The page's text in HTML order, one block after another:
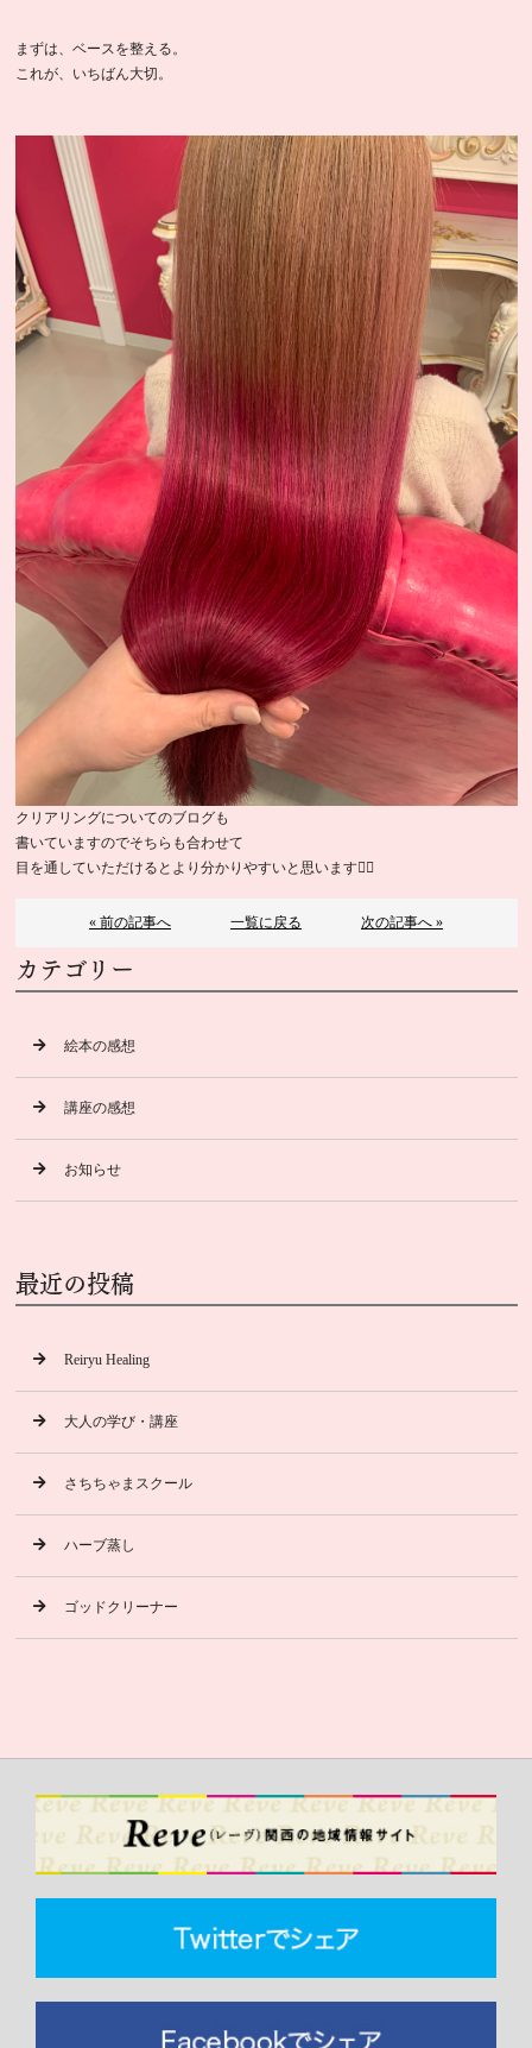
まずは、ベースを整える。
これが、いちばん大切。
クリアリングについてのブログも
書いていますのでそちらも合わせて
目を通していただけるとより分かりやすいと思います🙆‍♀️
« 前の記事へ 一覧に戻る 次の記事へ »
カテゴリー
絵本の感想
講座の感想
お知らせ
最近の投稿
Reiryu Healing
大人の学び・講座
さちちゃまスクール
ハーブ蒸し
ゴッドクリーナー